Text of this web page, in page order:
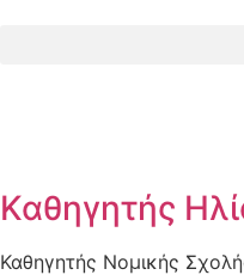
Καθηγητής
Καθηγητής Νομικής